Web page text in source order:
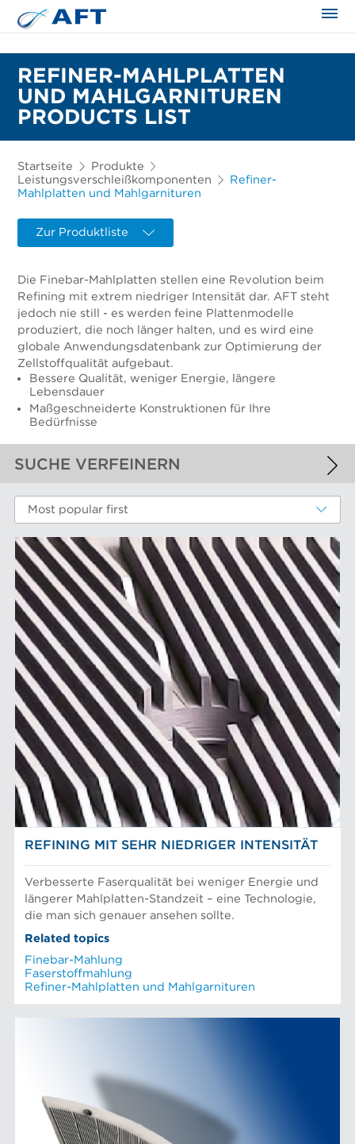
REFINER-MAHLPLATTEN
UND MAHLGARNITUREN
PRODUCTS LIST
Startseite
Produkte
Leistungsverschleißkomponenten
Refiner-
Mahlplatten und Mahlgarnituren
Zur Produktliste
Die Finebar-Mahlplatten stellen eine Revolution beim
Refining mit extrem niedriger Intensität dar. AFT steht
jedoch nie still - es werden feine Plattenmodelle
produziert, die noch länger halten, und es wird eine
globale Anwendungsdatenbank zur Optimierung der
Zellstoffqualität aufgebaut.
Bessere Qualität, weniger Energie, längere
Lebensdauer
Maßgeschneiderte Konstruktionen für Ihre
Bedürfnisse
SUCHE VERFEINERN
ANGEWANDTE FILTER
Refiner-Mahlplatten und Mahlgarnituren
WEITERE FILTER
LEISTUNGSKOMPONENTEN
Filterelemente
Refiner-Mahlplatten und Mahlgarnituren
Siebbleche
Siebkörbe
Sortierer-Rotoren
AFT-MARKEN
Aikawa-Technologie
Finebar-Mahlung
Max-Sortierung
POM-Konstantteilsysteme
MÄRKTE
Chemiefasern
Faserstoffmahlung
Lebensmittelsortierung und -trennung
Mechanischer Faserstoff
Papiermaschinen Konstantteil
Prüfung und Labor
Recyclingfasern
Siebkörbe und Mahlplatten für die Industrie
ANLAGE
Konstanter Teil
Sortierer
Stoffaufbereitung
REFINERLÖSUNGEN
Most popular first
REFINING MIT SEHR NIEDRIGER INTENSITÄT
Verbesserte Faserqualität bei weniger Energie und
längerer Mahlplatten-Standzeit – eine Technologie,
die man sich genauer ansehen sollte.
Related topics
Finebar-Mahlung
Faserstoffmahlung
Refiner-Mahlplatten und Mahlgarnituren